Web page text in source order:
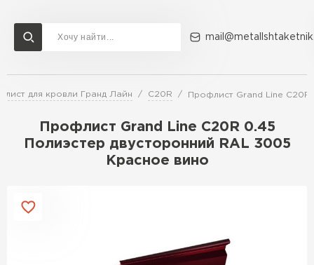
для кровли Гранд Лайн C20R Профлист Grand Line
Профлист Grand Line C20R 0.45
Полиэстер двусторонний RAL 3005
Красное вино
Доставка и оплата Акции О компании Контакты
Перейти в каталог